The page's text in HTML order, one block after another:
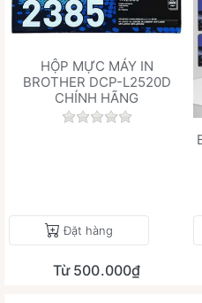
HỘP MỰC MÁY IN
BROTHER DCP-L2520D
CHÍNH HÃNG
Chưa có đánh
Đặt hàng
Từ 500.000₫